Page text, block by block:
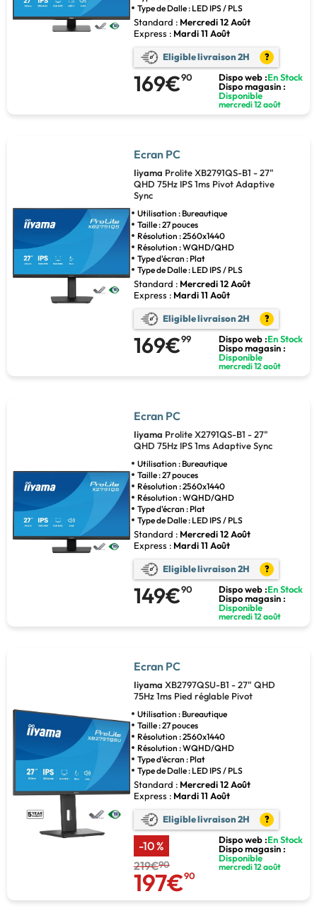
Type de Dalle : LED IPS / PLS
Standard : Mercredi 12 Août
Express : Mardi 11 Août
Eligible livraison 2H ?
169€90 Dispo web :En Stock
Dispo magasin :
Disponible
mercredi 12 août
Ecran PC
Iiyama Prolite XB2791QS-B1 - 27"
QHD 75Hz IPS 1ms Pivot Adaptive
Sync
Utilisation : Bureautique
Taille : 27 pouces
Résolution : 2560x1440
Résolution : WQHD/QHD
Type d'écran : Plat
Type de Dalle : LED IPS / PLS
Standard : Mercredi 12 Août
Express : Mardi 11 Août
Eligible livraison 2H ?
169€99 Dispo web :En Stock
Dispo magasin :
Disponible
mercredi 12 août
Ecran PC
Iiyama Prolite X2791QS-B1 - 27"
QHD 75Hz IPS 1ms Adaptive Sync
Utilisation : Bureautique
Taille : 27 pouces
Résolution : 2560x1440
Résolution : WQHD/QHD
Type d'écran : Plat
Type de Dalle : LED IPS / PLS
Standard : Mercredi 12 Août
Express : Mardi 11 Août
Eligible livraison 2H ?
149€90 Dispo web :En Stock
Dispo magasin :
Disponible
mercredi 12 août
Ecran PC
Iiyama XB2797QSU-B1 - 27" QHD
75Hz 1ms Pied réglable Pivot
Utilisation : Bureautique
Taille : 27 pouces
Résolution : 2560x1440
Résolution : WQHD/QHD
Type d'écran : Plat
Type de Dalle : LED IPS / PLS
Standard : Mercredi 12 Août
Express : Mardi 11 Août
Eligible livraison 2H ?
-10 %
219€90
197€90
Dispo web :En Stock
Dispo magasin :
Disponible
mercredi 12 août